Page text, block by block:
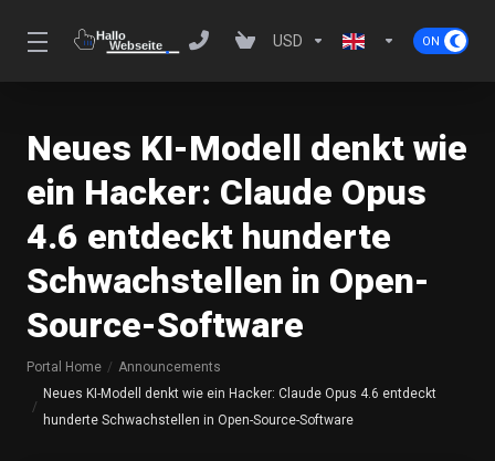
USD
Neues KI-Modell denkt wie
ein Hacker: Claude Opus
4.6 entdeckt hunderte
Schwachstellen in Open-
Source-Software
Portal Home
Announcements
Neues KI-Modell denkt wie ein Hacker: Claude Opus 4.6 entdeckt
hunderte Schwachstellen in Open-Source-Software